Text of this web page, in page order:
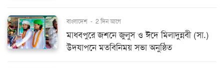
বাংলাদেশ - 2 দিন আগে
মাধবপুরে জশনে জুলুস ও ঈদে মিলাদুন্নবী (সা.)
উদযাপনে মতবিনিময় সভা অনুষ্ঠিত